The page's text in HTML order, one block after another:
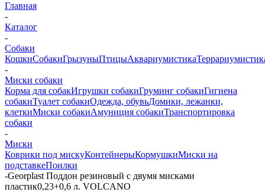
Главная
-
Каталог
-
Собаки
КошкиСобакиГрызуныПтицыАквариумистика
-
Миски собаки
Корма для собакИгрушки собакиГруминг собакиГигиена
собакиТуалет собакиОдежда, обувьДомики, лежанки,
клеткиМиски собакиАмуниция собакиТранспортировка
собаки
-
Миски
Коврики под мискуКонтейнерыКормушкиМиски на
подставкеПоилки
-Georplast Поддон резиновый с двумя мисками
пластик0,23+0,6 л. VOLCANO